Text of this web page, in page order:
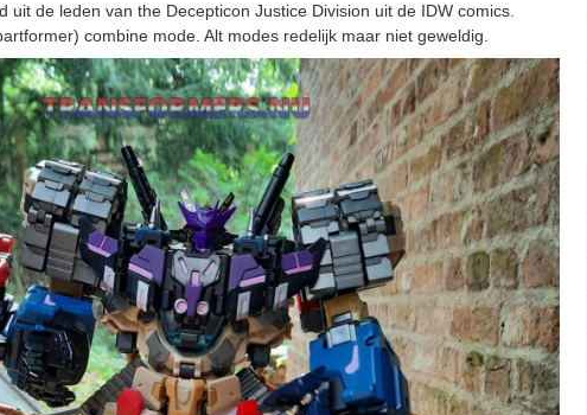
uit de leden van the Decepticon Justice Division uit de IDW comics.
combine mode. Alt modes redelijk maar niet geweldig.